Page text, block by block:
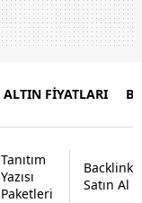
ALTIN FİYATLARI
Tanıtım
Yazısı
Paketleri
Backlink
Satın Al